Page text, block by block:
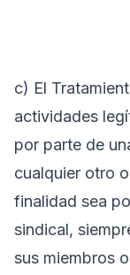
c) El
actividades
por parte de
cualquier otro
finalidad sea
sindical,
sus miembros